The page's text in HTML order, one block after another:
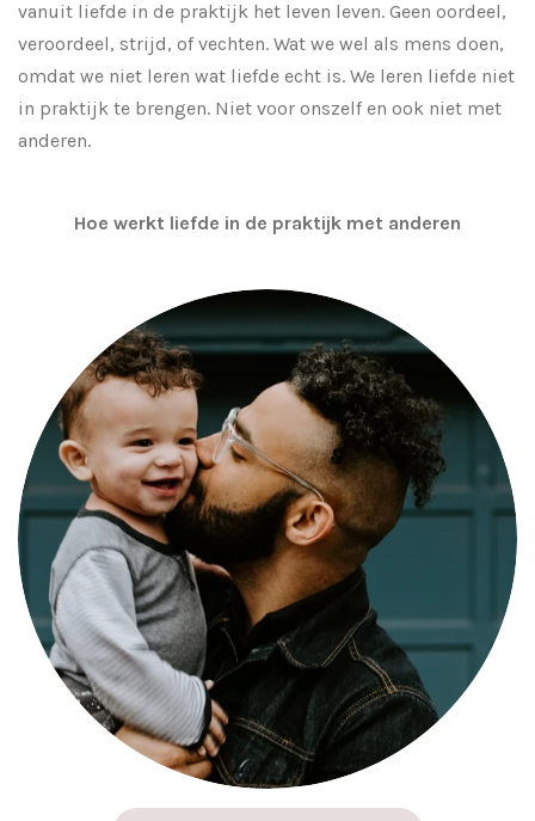
vanuit liefde in de praktijk het leven leven. Geen oordeel,
veroordeel, strijd, of vechten. Wat we wel als mens doen,
omdat we niet leren wat liefde echt is. We leren liefde niet
in praktijk te brengen. Niet voor onszelf en ook niet met
anderen.
Hoe werkt liefde in de praktijk met anderen